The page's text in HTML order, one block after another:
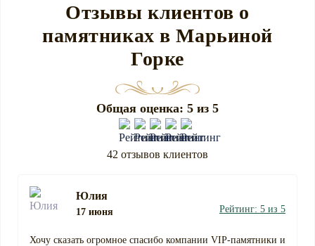
Отзывы клиентов о
памятниках в Марьиной
Горке
Общая оценка: 5 из 5
42 отзывов клиентов
Юлия
17 июня Рейтинг: 5 из 5
Хочу сказать огромное спасибо компании VIP-памятники и